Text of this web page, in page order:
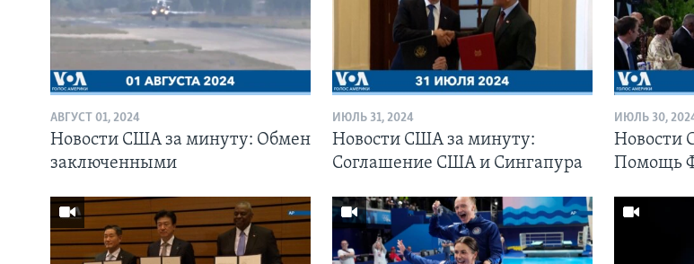
АВГУСТ 01, 2024
Новости США за минуту: Обмен
заключенными
ИЮЛЬ 31, 2024
Новости США за минуту:
Соглашение США и Сингапура
ИЮЛЬ 30,
Новости
Помощь